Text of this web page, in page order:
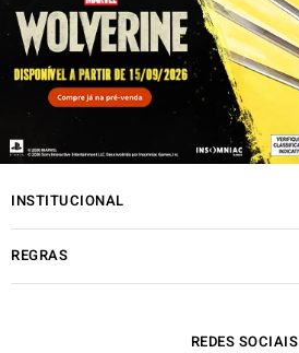
INSTITUCIONAL
REGRAS
REDES SOCIAIS